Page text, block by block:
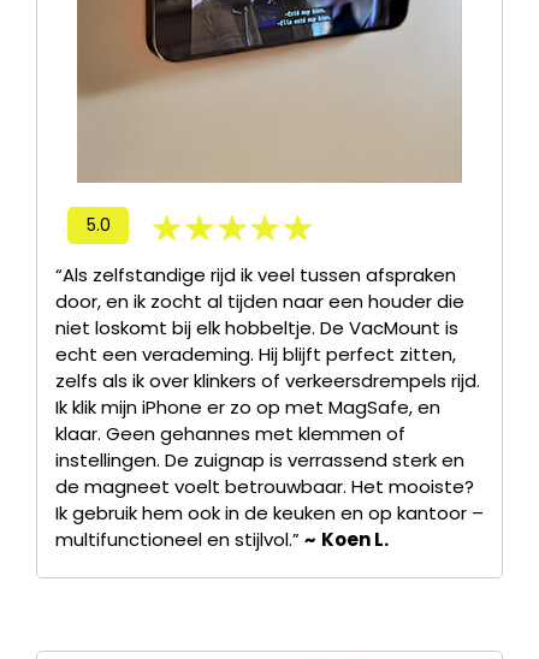
5.0
“Als zelfstandige rijd ik veel tussen afspraken
door, en ik zocht al tijden naar een houder die
niet loskomt bij elk hobbeltje. De VacMount is
echt een verademing. Hij blijft perfect zitten,
zelfs als ik over klinkers of verkeersdrempels rijd.
Ik klik mijn iPhone er zo op met MagSafe, en
klaar. Geen gehannes met klemmen of
instellingen. De zuignap is verrassend sterk en
de magneet voelt betrouwbaar. Het mooiste?
Ik gebruik hem ook in de keuken en op kantoor –
multifunctioneel en stijlvol.”~ Koen L.